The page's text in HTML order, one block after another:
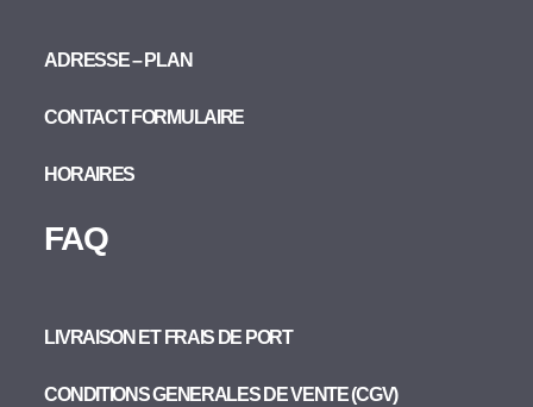
ADRESSE – PLAN
CONTACT FORMULAIRE
HORAIRES
FAQ
LIVRAISON ET FRAIS DE PORT
CONDITIONS GENERALES DE VENTE (CGV)